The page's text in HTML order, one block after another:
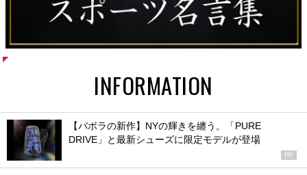
INFORMATION
【バボラの新作】NYの輝きを纏う。「PURE
DRIVE」と最新シューズに限定モデルが登場
PR